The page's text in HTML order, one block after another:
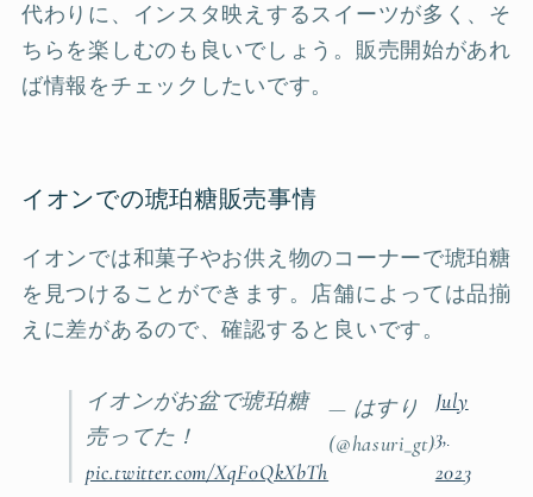
代わりに、インスタ映えするスイーツが多く、そ
ちらを楽しむのも良いでしょう。販売開始があれ
ば情報をチェックしたいです。
イオンでの琥珀糖販売事情
イオンでは和菓子やお供え物のコーナーで琥珀糖
を見つけることができます。店舗によっては品揃
えに差があるので、確認すると良いです。
イオンがお盆で琥珀糖
売ってた！
pic.twitter.com/XqF0QkXbTh
— はすり
(@hasuri_gt)
July
3,
2023